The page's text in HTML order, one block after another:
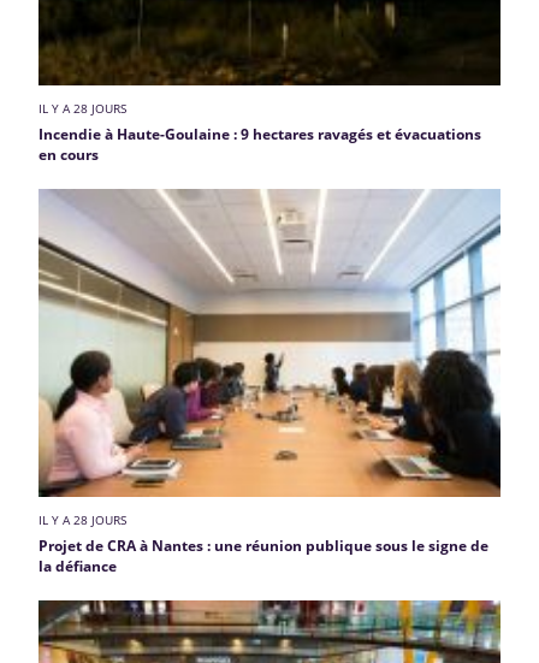
IL Y A 28 JOURS
Incendie à Haute-Goulaine : 9 hectares ravagés et évacuations
en cours
IL Y A 28 JOURS
Projet de CRA à Nantes : une réunion publique sous le signe de
la défiance